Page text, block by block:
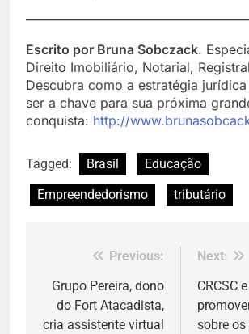
Escrito por Bruna Sobczack.
Direito Imobiliário, Notarial,
Descubra como a estratégia
ser a chave para sua próxima
conquista: http://
Tagged: Brasil
Educação
Empreendedorismo
tributário
Navegação
de
Post
Previous:
Grupo Pereira, dono
do Fort Atacadista,
cria assistente virtual
Next:
CRCSC
sobre